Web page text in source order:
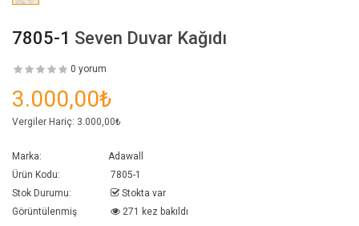
7805-1 Seven Duvar Kağıdı
0 yorum
3.000,00₺
Vergiler Hariç: 3.000,00₺
Marka:
Adawall
Ürün Kodu:
7805-1
Stok Durumu:
Stokta var
Görüntülenmiş
271 kez bakıldı